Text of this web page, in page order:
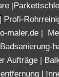
|
| Profi-
maler.de |
Badsanierung-
Aufträge |
|